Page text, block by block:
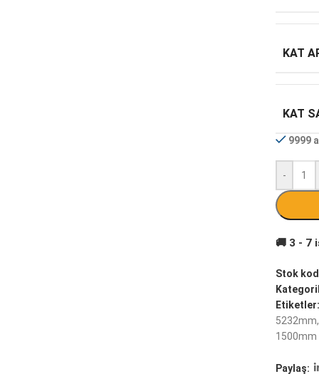
KAT
KAT
9999
-
Stok
Etiketler:
5232mm,
1500mm
Paylaş: